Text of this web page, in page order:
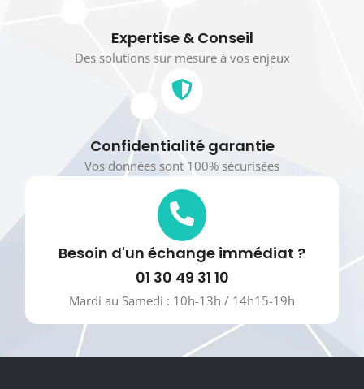
Expertise & Conseil
Des solutions sur mesure à vos enjeux
Confidentialité garantie
Vos données sont 100% sécurisées
Besoin d'un échange immédiat ?
01 30 49 31 10
Mardi au Samedi : 10h-13h / 14h15-19h